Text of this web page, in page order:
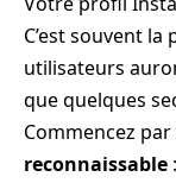
C’est souvent
utilisateurs
que quelques
Commencez
reconnaissable